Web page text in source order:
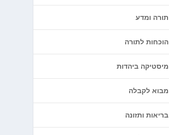
תורה ומדע
הוכחות לתורה
מיסטיקה ביהדות
מבוא לקבלה
בריאות ותזונה